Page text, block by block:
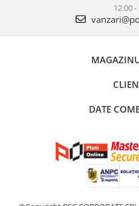
12:00 -
DATE